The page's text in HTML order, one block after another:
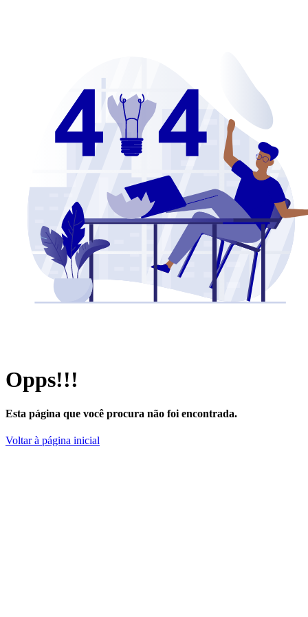
Opps!!!
Esta página que você procura não foi encontrada.
Voltar à página inicial